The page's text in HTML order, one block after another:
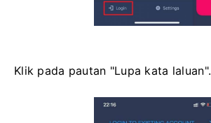
Klik pada pautan "Lupa kata laluan".